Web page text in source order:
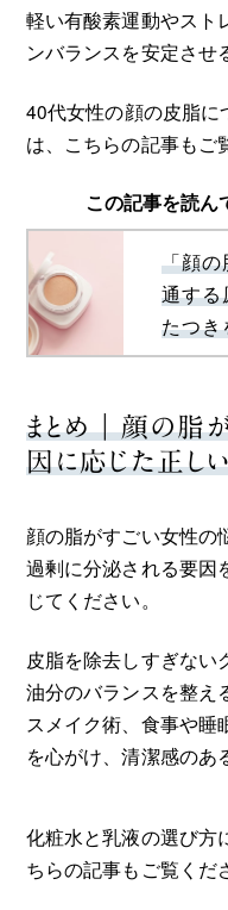
軽い有酸素運動やスト
ンバランスを安定させ
40代女性の顔の皮脂に
は、こちらの記事もご
この記事を読ん
「顔
通する
たつき
まとめ｜顔の脂
因に応じた正し
顔の脂がすごい女性の
過剰に分泌される要因
じてください。
皮脂を除去しすぎない
油分のバランスを整え
スメイク術、食事や睡
を心がけ、清潔感のあ
化粧水と乳液の選び方
ちらの記事もご覧くだ